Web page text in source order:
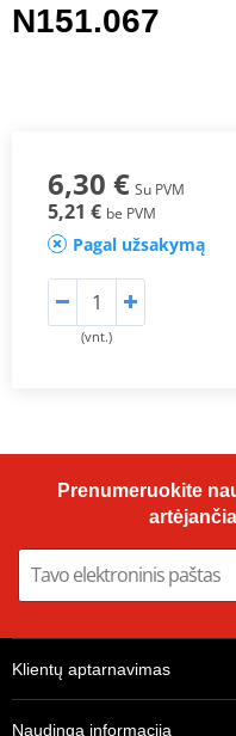
N151.067
6,30 € Su PVM
5,21 € be PVM
Pagal užsakymą
(vnt.)
Prenumeruokite
Klientų aptarnavimas
Naudinga informacija